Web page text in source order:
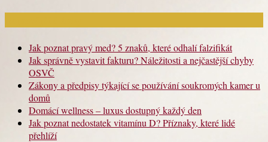
Jak poznat pravý med? 5 znaků, které odhalí falzifikát
Jak správně vystavit fakturu? Náležitosti a nejčastější chyby
OSVČ
Zákony a předpisy týkající se používání soukromých kamer u
domů
Domácí wellness – luxus dostupný každý den
Jak poznat nedostatek vitamínu D? Příznaky, které lidé
přehlíží